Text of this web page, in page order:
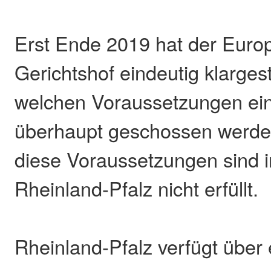
Erst Ende 2019 hat der
Gerichtshof eindeutig
welchen Voraussetzungen
überhaupt geschossen
diese Voraussetzungen sind
Rheinland-Pfalz nicht erfüllt.
Rheinland-Pfalz verfügt